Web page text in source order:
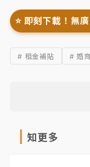
⭐️ 即刻下載！無
# 租金補貼 # 婚
知更多